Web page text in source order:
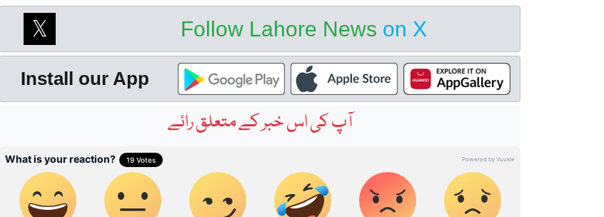
Follow Lahore News on X
Install our App
آپ کی اس خبر کے متعلق رائے